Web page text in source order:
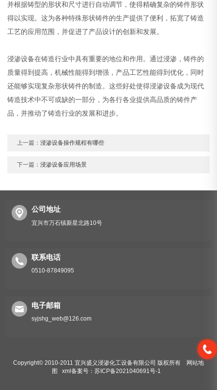
并根据铸型的形状和尺寸进行自动调节，使得精确复杂的铸件形状
得以实现。这为各种特殊形状铸件的生产提供了便利，拓宽了铸造
工艺的应用范围，并促进了产品设计的创新和发展。
浸渗设备在铸造行业中具有重要的地位和作用。通过浸渗，铸件的
质量得到提高，机械性能得到增强，产品工艺性能得到优化，同时
还能够实现复杂形状铸件的制造。这些好处使得浸渗设备成为现代
铸造技术中不可或缺的一部分，为各行各业提供高品质的铸件产
品，并推动了铸造行业的发展和进步。
上一篇：浸渗设备操作规程有哪些
下一篇：浸渗设备应用场景
公司地址
宜兴市万石镇新星北路10号
联系电话
0510-87849095
电子邮箱
syjshg_web@126.com
Copyright© 2010-2011 宜兴盛义浸渗化工设备有限公司 版权所有 网站地
图
xml备案号：苏ICP备2021040691号-1